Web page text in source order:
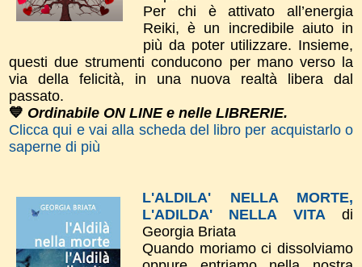
Per chi è attivato all’energia
Reiki, è un incredibile aiuto in
più da poter utilizzare. Insieme,
questi due strumenti conducono per mano verso la
via della felicità, in una nuova realtà libera dal
passato.
💙 Ordinabile ON LINE e nelle LIBRERIE.
Clicca qui e vai alla scheda del libro per acquistarlo o
saperne di più
L'ALDILA' NELLA MORTE,
L'ADILDA' NELLA VITA di
Georgia Briata
Quando moriamo ci dissolviamo